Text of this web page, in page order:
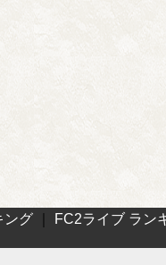
ング
FC2ライブ ラン